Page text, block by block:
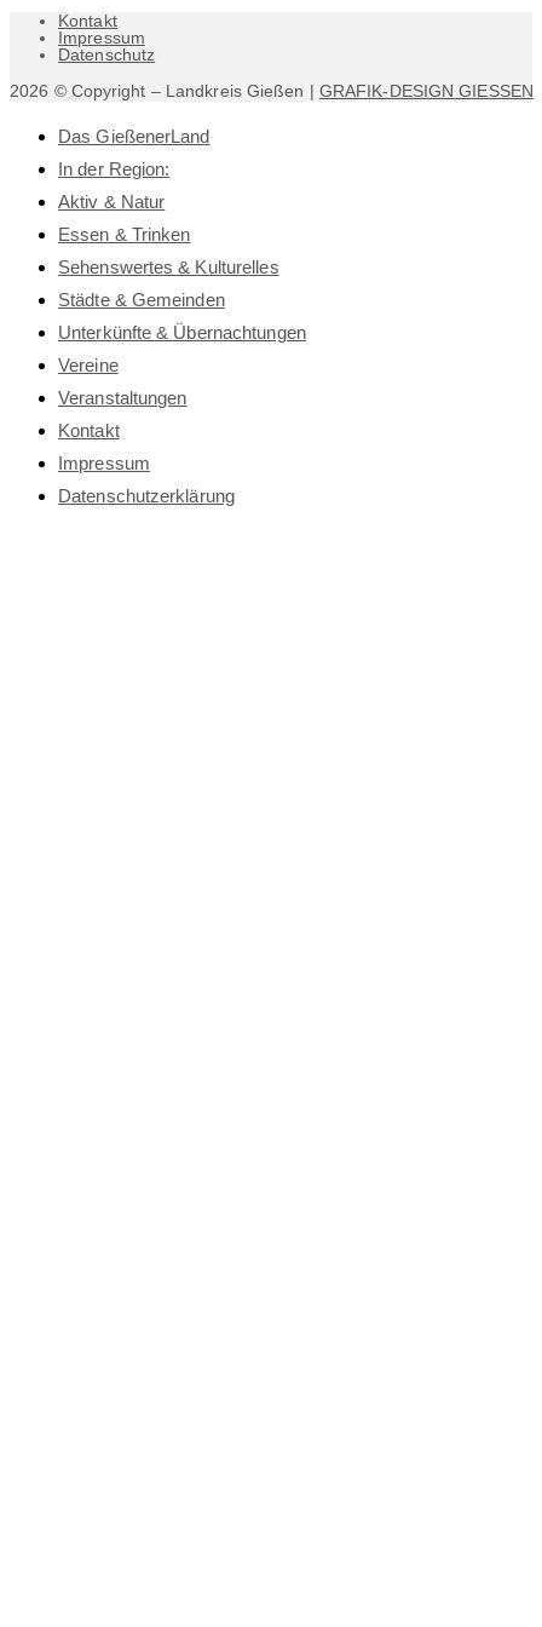
Kontakt
Impressum
Datenschutz
2026 © Copyright – Landkreis Gießen | GRAFIK-DESIGN GIESSEN
Das GießenerLand
In der Region:
Aktiv & Natur
Essen & Trinken
Sehenswertes & Kulturelles
Städte & Gemeinden
Unterkünfte & Übernachtungen
Vereine
Veranstaltungen
Kontakt
Impressum
Datenschutz­erklärung